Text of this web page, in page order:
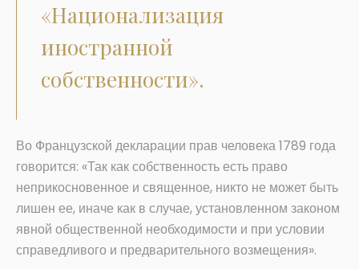
«Национализация
иностранной
собственности».
Во Французской декларации прав человека 1789 года
говорится: «Так как собственность есть право
неприкосновенное и священное, никто не может быть
лишен ее, иначе как в случае, установленном законом
явной общественной необходимости и при условии
справедливого и предварительного возмещения».